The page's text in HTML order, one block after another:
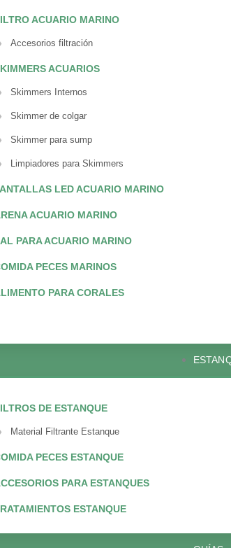
ACUARIO MARINO
Accesorios filtración
ACUARIOS
Skimmers Internos
Skimmer de colgar
Skimmer para sump
Limpiadores para Skimmers
LED ACUARIO MARINO
ACUARIO MARINO
PARA ACUARIO MARINO
PECES MARINOS
PARA CORALES
DE ESTANQUE
Material Filtrante Estanque
PECES ESTANQUE
PARA ESTANQUES
ESTANQUE